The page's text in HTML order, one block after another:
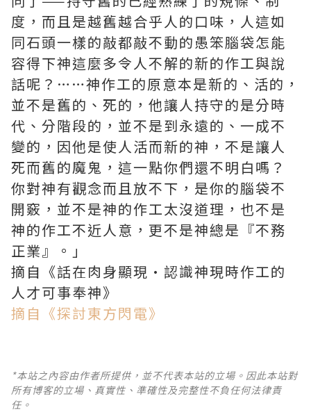
度，而且是越舊越合乎人的口味，人這如
同石頭一樣的敲都敲不動的愚笨腦袋怎能
容得下神這麼多令人不解的新的作工與說
話呢？……神作工的原意本是新的、活的，
並不是舊的、死的，他讓人持守的是分時
代、分階段的，並不是到永遠的、一成不
變的，因他是使人活而新的神，不是讓人
死而舊的魔鬼，這一點你們還不明白嗎？
你對神有觀念而且放不下，是你的腦袋不
開竅，並不是神的作工太沒道理，也不是
神的作工不近人意，更不是神總是『不務
正業』。」
摘自《話在肉身顯現·認識神現時作工的
人才可事奉神》
摘自《探討東方閃電》
*本站之內容由作者所提供，並不代表本站的立場。因此本站對
所有博客的立場、真實性、準確性及完整性不負任何法律責
任。